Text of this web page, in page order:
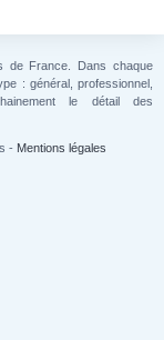
France. Dans chaque
: général, professionnel,
le détail des
- Mentions légales